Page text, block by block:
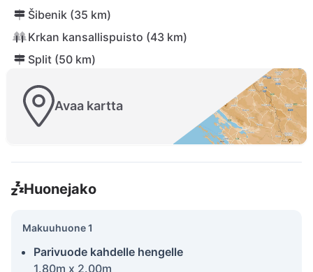
Šibenik (35 km)
Krkan kansallispuisto (43 km)
Split (50 km)
Avaa kartta
Huonejako
Makuuhuone 1
Parivuode kahdelle hengelle
1.80m x 2.00m